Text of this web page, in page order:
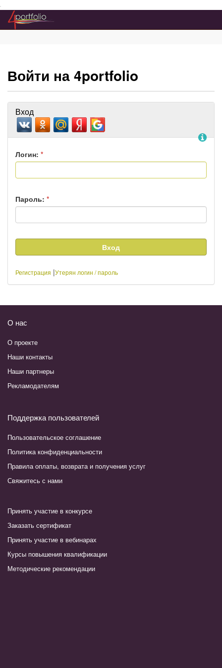
Преейти на главное меню
Войти на 4portfolio
Вход
Логин: *
Пароль: *
Регистрация |Утерян логин / пароль
О нас
О проекте
Наши контакты
Наши партнеры
Рекламодателям
Поддержка пользователей
Пользовательское соглашение
Политика конфиденциальности
Правила оплаты, возврата и получения услуг
Свяжитесь с нами
Принять участие в конкурсе
Заказать сертификат
Принять участие в вебинарах
Курсы повышения квалификации
Методические рекомендации